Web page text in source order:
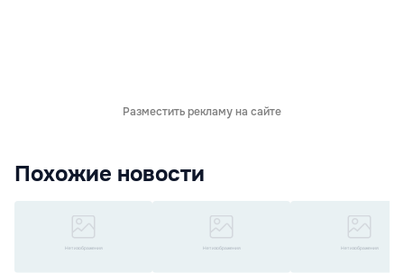
Разместить рекламу на сайте
Похожие новости